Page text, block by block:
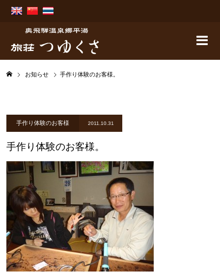
お知らせ 手作り体験のお客様。
手作り体験のお客様 2011.10.31
手作り体験のお客様。